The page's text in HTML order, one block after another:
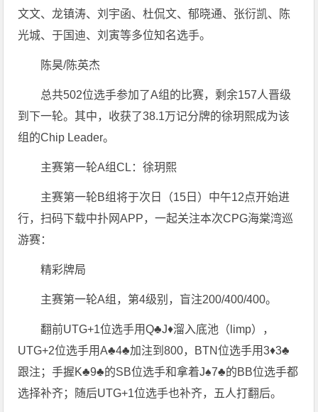
文文、龙镇涛、刘宇函、杜侃文、郁晓通、张衍凯、陈
光城、于国迪、刘寅等多位知名选手。
陈昊/陈英杰
总共502位选手参加了A组的比赛，剩余157人晋级
到下一轮。其中，收获了38.1万记分牌的徐玥熙成为该
组的Chip Leader。
主赛第一轮A组CL：徐玥熙
主赛第一轮B组将于次日（15日）中午12点开始进
行，扫码下载中扑网APP，一起关注本次CPG海棠湾巡
游赛：
精彩牌局
主赛第一轮A组，第4级别，盲注200/400/400。
翻前UTG+1位选手用Q♣️J♦️溜入底池（limp），
UTG+2位选手用A♣️4♣️加注到800，BTN位选手用3♦️3♣️
跟注；手握K♣️9♣️的SB位选手和拿着J♠️7♣️的BB位选手都
选择补齐；随后UTG+1位选手也补齐，五人打翻后。